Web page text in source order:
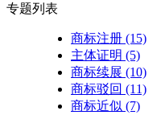
专题列表
商标注册 (15)
主体证明 (5)
商标续展 (10)
商标驳回 (11)
商标近似 (7)